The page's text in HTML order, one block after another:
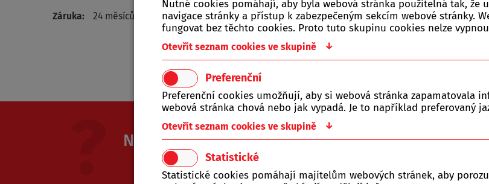
Nutné cookies pomáhají, aby byla webová stránka použitelná tak, že
navigace stránky a přístup k zabezpečeným sekcím webové stránky.
fungovat bez těchto cookies. Proto tuto skupinu cookies nelze
Otevřít seznam cookies ve skupině ↓
Preferenční
Preferenční cookies umožňují, aby si webová stránka zapamatovala
webová stránka chová nebo jak vypadá. Je to například preferovaný
Otevřít seznam cookies ve skupině ↓
Statistické
Statistické cookies pomáhají majitelům webových stránek, aby
Záruka:
24 měsíců
Žádné soubory
Nevíte si rady? Napište nám!
Jsme Vám k dispozici od pondělí do pátku.